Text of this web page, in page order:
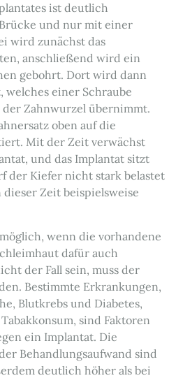
ist deutlich
und nur mit einer
wird zunächst das
anschließend wird ein
gebohrt. Dort wird dann
welches einer Schraube
Zahnwurzel übernimmt.
oben auf die
Mit der Zeit verwächst
und das Implantat sitzt
der Kiefer nicht stark belastet
Zeit beispielsweise
wenn die vorhandene
dafür auch
der Fall sein, muss der
Bestimmte Erkrankungen,
Blutkrebs und Diabetes,
sind Faktoren
ein Implantat. Die
Behandlungsaufwand sind
deutlich höher als bei